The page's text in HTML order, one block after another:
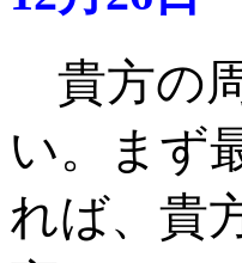
貴方の
い。まず
れば、貴